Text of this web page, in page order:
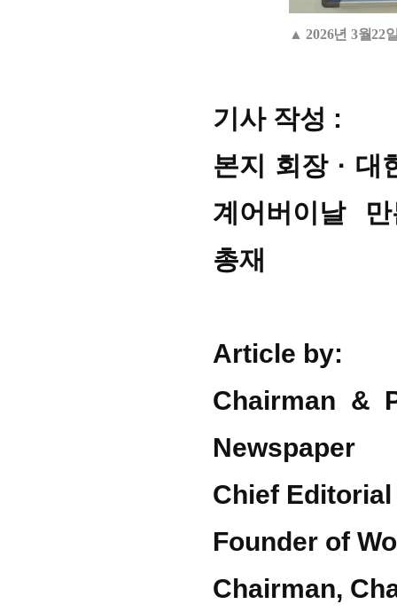
▲ 2026년 3월
기사 작성 :
본지 회장 · 대
계어버이날 만
총재
Article by:
Chairman &
Newspaper
Chief
Founder of
Chairman,